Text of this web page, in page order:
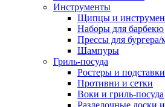
Инструменты
Щипцы и
Наборы для барбекю
Прессы для бургера/
Шампуры
Гриль-посуда
Ростеры и подставки
Противни и сетки
Воки и гриль-посуда
Разделочные доски